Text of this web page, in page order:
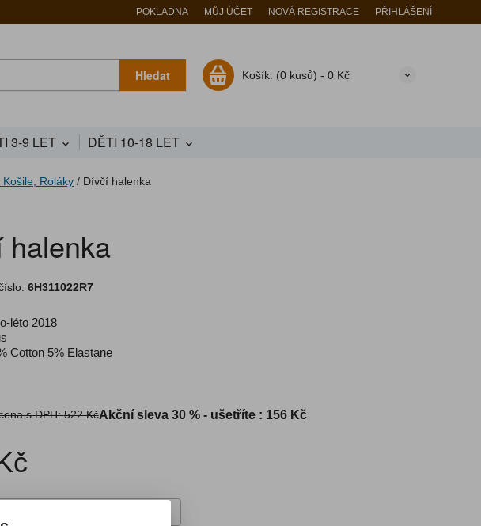
POKLADNA MŮJ ÚČET NOVÁ REGISTRACE PŘIHLÁŠENÍ
Hledat Košík: (0 kusů) - 0 Kč
3-9 LET DĚTI 10-18 LET
Roláky / Dívčí halenka
halenka
6H311022R7
léto 2018
Cotton 5% Elastane
s DPH:522 KčAkční sleva 30 % - ušetříte : 156 Kč